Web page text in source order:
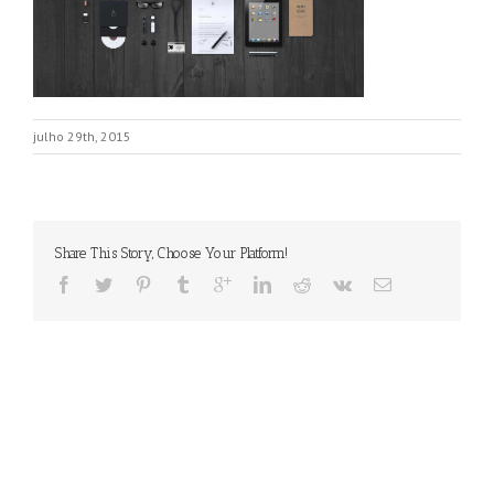
julho 29th, 2015
Share This Story, Choose Your Platform!